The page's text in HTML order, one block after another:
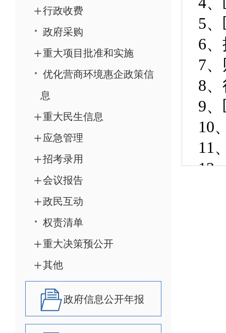
行政收费
政府采购
重大项目批准和实施
优化营商环境惠企政策信
息
重大民生信息
应急管理
招考录用
会议报告
政民互动
权责清单
重大决策预公开
其他
政府信息公开年报